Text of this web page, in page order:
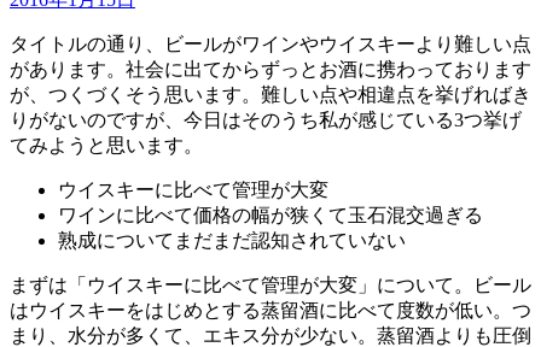
日:
タイトルの通り、ビールがワインやウイスキーより難しい点
があります。社会に出てからずっとお酒に携わっております
が、つくづくそう思います。難しい点や相違点を挙げればき
りがないのですが、今日はそのうち私が感じている3つ挙げ
てみようと思います。
ウイスキーに比べて管理が大変
ワインに比べて価格の幅が狭くて玉石混交過ぎる
熟成についてまだまだ認知されていない
まずは「ウイスキーに比べて管理が大変」について。ビール
はウイスキーをはじめとする蒸留酒に比べて度数が低い。つ
まり、水分が多くて、エキス分が少ない。蒸留酒よりも圧倒